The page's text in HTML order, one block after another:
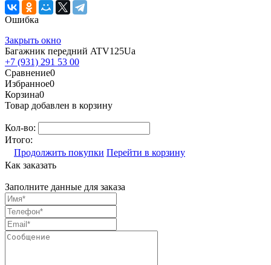
Ошибка
Закрыть окно
Багажник передний ATV125Ua
+7 (931) 291 53 00
Сравнение0
Избранное0
Корзина0
Товар добавлен в корзину
Кол-во:
Итого:
Продолжить покупки Перейти в корзину
Как заказать
Заполните данные для заказа